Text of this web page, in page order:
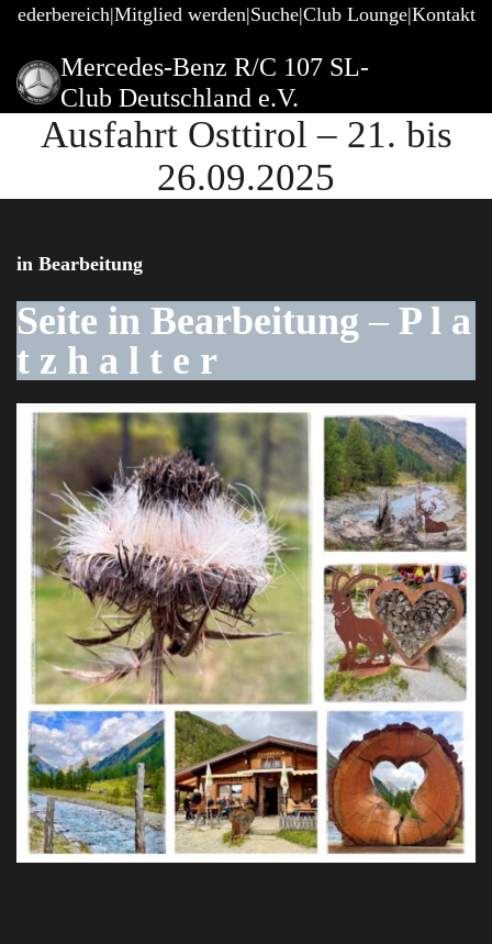
Mitglied werden Suche Club Lounge Kontakt
Mercedes-Benz R/C 107 SL-
Club Deutschland e.V.
Ausfahrt Osttirol – 21. bis
26.09.2025
in Bearbeitung
Seite in Bearbeitung – P l a
t z h a l t e r